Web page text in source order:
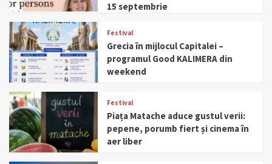
15 septembrie
Festival
Grecia în mijlocul Capitalei –
programul Good KALIMERA din
weekend
Festival
Piața Matache aduce gustul verii:
pepene, porumb fiert și cinema în
aer liber